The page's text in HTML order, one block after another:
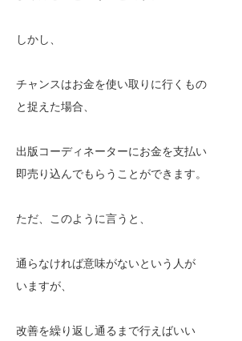
しかし、
チャンスはお金を使い取りに行くもの
と捉えた場合、
出版コーディネーターにお金を支払い
即売り込んでもらうことができます。
ただ、このように言うと、
通らなければ意味がないという人が
いますが、
改善を繰り返し通るまで行えばいい